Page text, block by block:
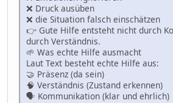
❌ Druck ausüben
❌ die Situation falsch einschätzen
👉 Gute Hilfe entsteht nicht durch
durch Verständnis.
🌱 Was echte Hilfe ausmacht
Laut Text besteht echte Hilfe aus:
🤝 Präsenz (da sein)
🧠 Verständnis (Zustand erkennen)
🗣 Kommunikation (klar und ehrlich)